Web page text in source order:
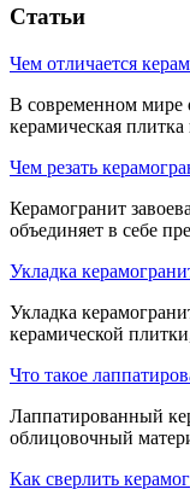
Статьи
Чем отличается
В современном мире
керамическая
Чем резать
Керамогранит
объединяет в себе
Укладка
Укладка
керамической
Что такое
Лаппатированный
облицовочный
Как сверлить